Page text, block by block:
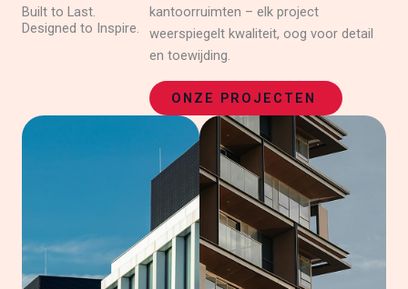
Built to Last.
Designed to Inspire.
kantoorruimten – elk project
weerspiegelt kwaliteit, oog voor detail
en toewijding.
ONZE PROJECTEN